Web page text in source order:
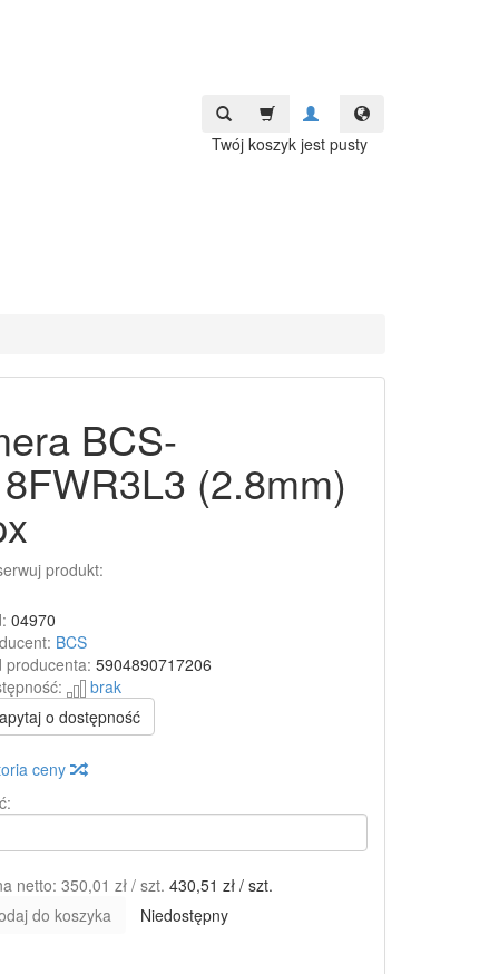
Twój koszyk jest pusty
BCS-
(2.8mm)
produkt:
04970
BCS
producenta: 5904890717206
brak
o dostępność
ceny
netto:350,01 zł / szt. 430,51 zł / szt.
do koszyka
Niedostępny